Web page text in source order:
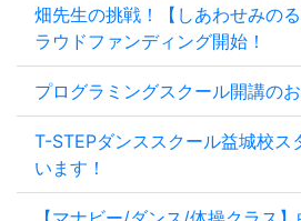
畑先生の挑戦！【しあわせみの
ラウドファンディング開始！
プログラミングスクール開講の
T-STEPダンススクール益城校ス
います！